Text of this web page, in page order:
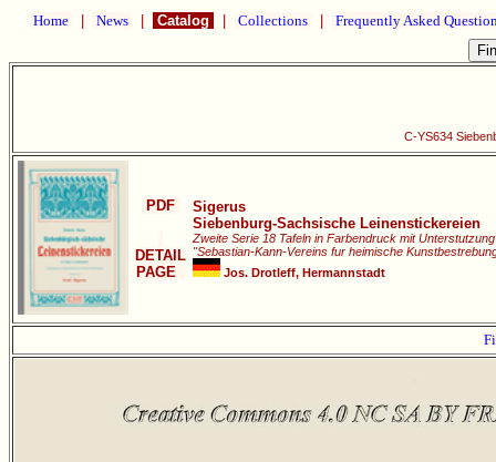
Home News Catalog Collections Frequently Asked
C-YS634
PDF
DETAIL
PAGE
Sigerus
Siebenburg-Sachsische Leinenstickereien
Zweite Serie 18 Tafeln in Farbendruck mit
"Sebastian-Kann-Vereins fur heimische
Jos. Drotleff, Hermannstadt